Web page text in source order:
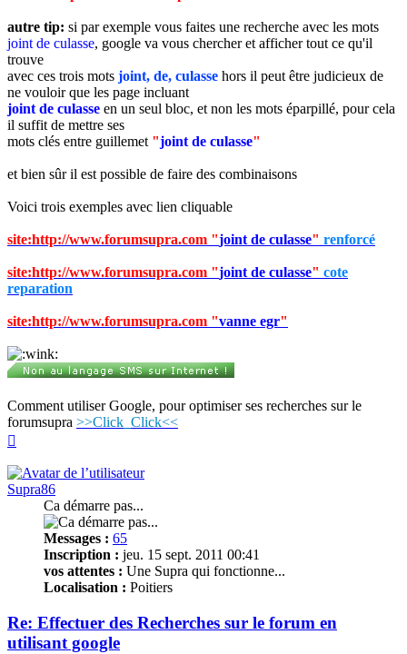
autre tip: si par exemple vous faites une recherche avec les mots
joint de culasse, google va vous chercher et afficher tout ce qu'il
trouve
avec ces trois mots joint, de, culasse hors il peut être judicieux de
ne vouloir que les page incluant
joint de culasse en un seul bloc, et non les mots éparpillé, pour cela
il suffit de mettre ses
mots clés entre guillemet "joint de culasse"
et bien sûr il est possible de faire des combinaisons
Voici trois exemples avec lien cliquable
site:http://www.forumsupra.com "joint de culasse" renforcé
site:http://www.forumsupra.com "joint de culasse" cote
reparation
site:http://www.forumsupra.com "vanne egr"
Comment utiliser Google, pour optimiser ses recherches sur le
forumsupra >>Click_Click<<
Supra86
Ca démarre pas...
Messages : 65
Inscription : jeu. 15 sept. 2011 00:41
vos attentes : Une Supra qui fonctionne...
Localisation : Poitiers
Re: Effectuer des Recherches sur le forum en
utilisant google